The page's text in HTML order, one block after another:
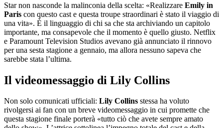
Star non nasconde la malinconia della scelta: «Realizzare Emily in
Paris con questo cast e questa troupe straordinari è stato il viaggio di
una vita». È il linguaggio di chi sa che sta archiviando un capitolo
importante, ma consapevole che il momento è quello giusto. Netflix
e Paramount Television Studios avevano già annunciato il rinnovo
per una sesta stagione a gennaio, ma allora nessuno sapeva che
sarebbe stata l’ultima.
Il videomessaggio di Lily Collins
Non solo comunicati ufficiali: Lily Collins stessa ha voluto
rivolgersi ai fan con un breve videomessaggio in cui promette che
questa stagione finale porterà «tutto ciò che avete sempre amato